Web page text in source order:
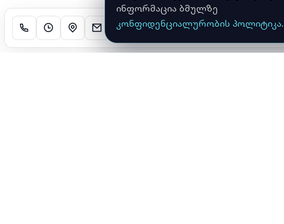
ინფორმაცია ბმულზე
კონფიდენციალურობის პოლიტიკა.